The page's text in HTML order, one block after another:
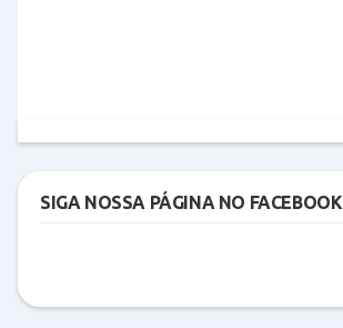
SIGA NOSSA PÁGINA NO FACEBOOK